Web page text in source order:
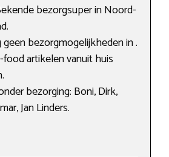
bezorgsuper in Noord-
bezorgmogelijkheden in .
artikelen vanuit huis
bezorging: Boni, Dirk,
Jan Linders.